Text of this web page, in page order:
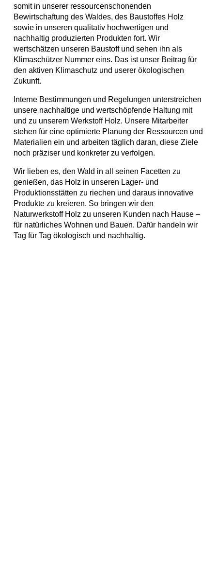
somit in unserer ressourcenschonenden
Bewirtschaftung des Waldes, des Baustoffes Holz
sowie in unseren qualitativ hochwertigen und
nachhaltig produzierten Produkten fort. Wir
wertschätzen unseren Baustoff und sehen ihn als
Klimaschützer Nummer eins. Das ist unser Beitrag für
den aktiven Klimaschutz und userer ökologischen
Zukunft.
Interne Bestimmungen und Regelungen unterstreichen
unsere nachhaltige und wertschöpfende Haltung mit
und zu unserem Werkstoff Holz. Unsere Mitarbeiter
stehen für eine optimierte Planung der Ressourcen und
Materialien ein und arbeiten täglich daran, diese Ziele
noch präziser und konkreter zu verfolgen.
Wir lieben es, den Wald in all seinen Facetten zu
genießen, das Holz in unseren Lager- und
Produktionsstätten zu riechen und daraus innovative
Produkte zu kreieren. So bringen wir den
Naturwerkstoff Holz zu unseren Kunden nach Hause –
für natürliches Wohnen und Bauen. Dafür handeln wir
Tag für Tag ökologisch und nachhaltig.